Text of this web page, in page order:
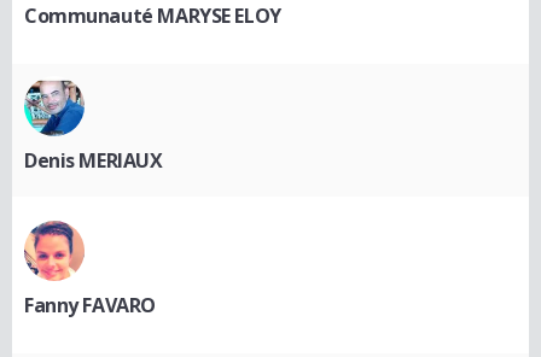
Communauté MARYSE ELOY
Denis MERIAUX
Fanny FAVARO